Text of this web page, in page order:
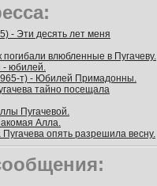
- Эти десять лет меня
влюбленные в Пугачеву.
юбилей.
т) - Юбилей Примадонны.
тайно посещала
Пугачевой.
Алла.
опять разрешила весну.